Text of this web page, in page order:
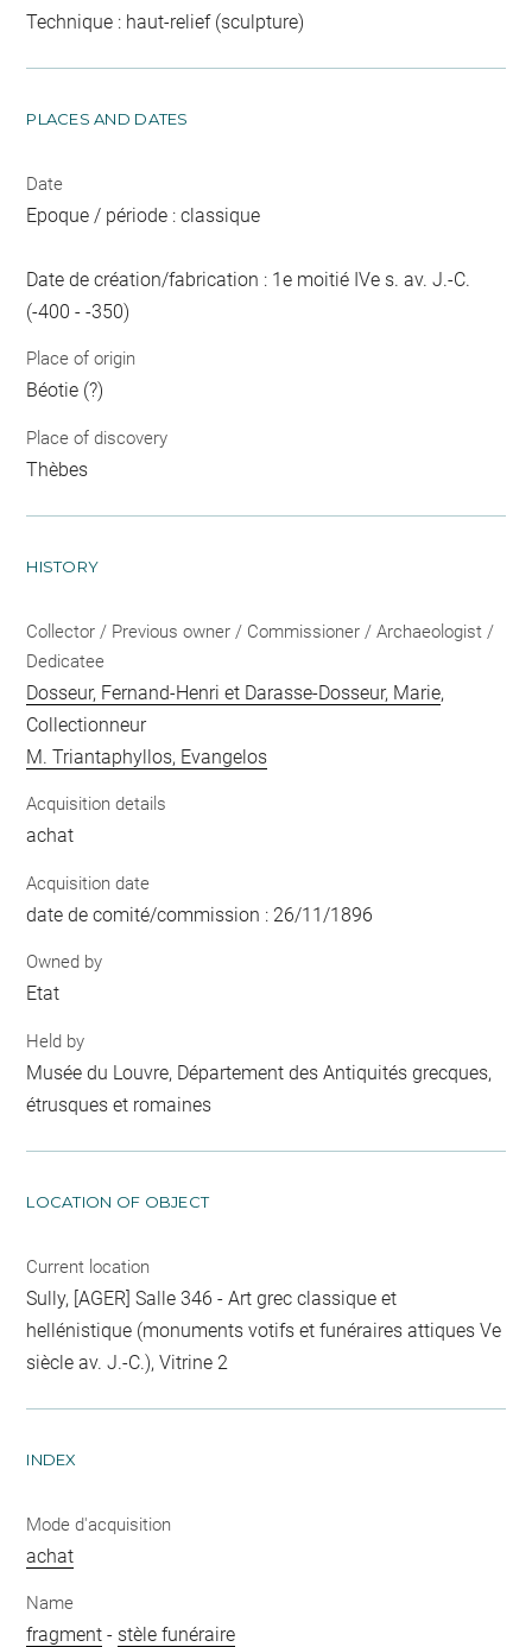
Technique : haut-relief (sculpture)
PLACES AND DATES
Date
Epoque / période : classique
Date de création/fabrication : 1e moitié IVe s. av. J.-C.
(-400 - -350)
Place of origin
Béotie (?)
Place of discovery
Thèbes
HISTORY
Collector / Previous owner / Commissioner / Archaeologist /
Dedicatee
Dosseur, Fernand-Henri et Darasse-Dosseur, Marie,
Collectionneur
M. Triantaphyllos, Evangelos
Acquisition details
achat
Acquisition date
date de comité/commission : 26/11/1896
Owned by
Etat
Held by
Musée du Louvre, Département des Antiquités grecques,
étrusques et romaines
LOCATION OF OBJECT
Current location
Sully, [AGER] Salle 346 - Art grec classique et
hellénistique (monuments votifs et funéraires attiques Ve
siècle av. J.-C.), Vitrine 2
INDEX
Mode d'acquisition
achat
Name
fragment - stèle funéraire